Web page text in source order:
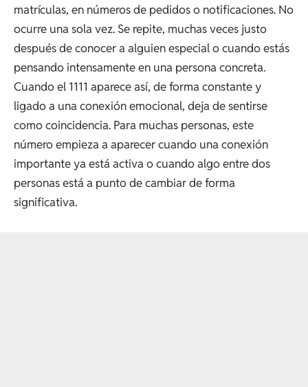
matrículas, en números de pedidos o notificaciones. No
ocurre una sola vez. Se repite, muchas veces justo
después de conocer a alguien especial o cuando estás
pensando intensamente en una persona concreta.
Cuando el 1111 aparece así, de forma constante y
ligado a una conexión emocional, deja de sentirse
como coincidencia. Para muchas personas, este
número empieza a aparecer cuando una conexión
importante ya está activa o cuando algo entre dos
personas está a punto de cambiar de forma
significativa.